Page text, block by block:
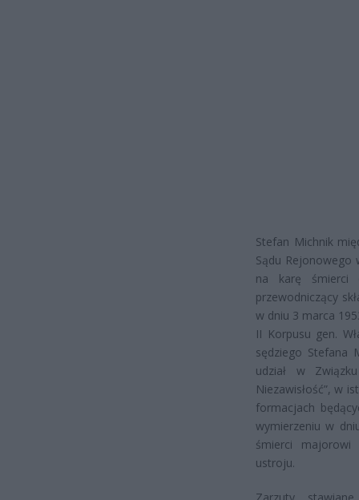
Stefan Michnik
Sądu Rejonowego
na karę śmierci
przewodniczący
w dniu 3 marca
II Korpusu gen.
sędziego Stefana
udział w
Niezawisłość”, w
formacjach
wymierzeniu w
śmierci majorowi
ustroju.
Zarzuty